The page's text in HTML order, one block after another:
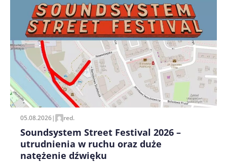
Zapamiętaj moje dane w tej przeglądarce podczas
pisania kolejnych komentarzy.
05.08.2026| red.
Soundsystem Street Festival 2026 –
utrudnienia w ruchu oraz duże
natężenie dźwięku